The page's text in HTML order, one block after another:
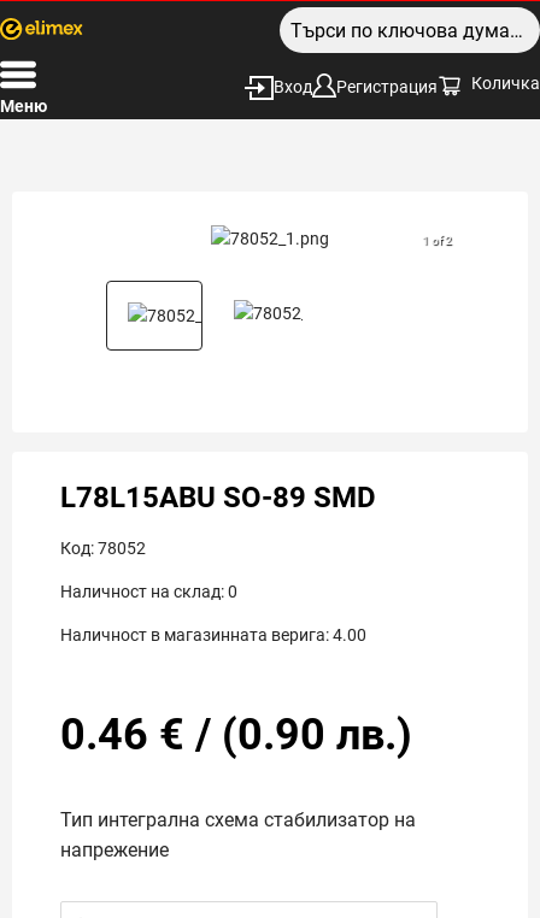
Меню
Вход Регистрация Количка
1 of 2
L78L15ABU SO-89 SMD
Код:78052
Наличност на склад:0
Наличност в магазинната верига:4.00
0.46 € / (0.90 лв.)
Тип интегрална схема стабилизатор на
напрежение